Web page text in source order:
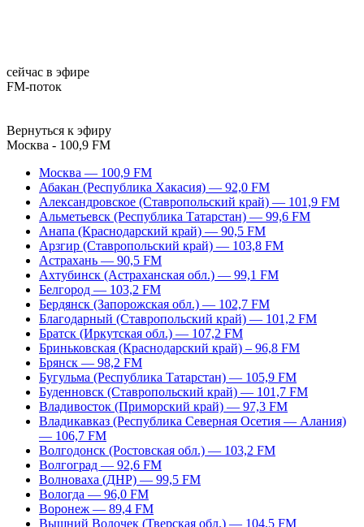
сейчас в эфире
FM-поток
Вернуться к эфиру
Москва - 100,9 FM
Москва — 100,9 FM
Абакан (Республика Хакасия) — 92,0 FM
Александровское (Ставропольский край) — 101,9 FM
Альметьевск (Республика Татарстан) — 99,6 FM
Анапа (Краснодарский край) — 90,5 FM
Арзгир (Ставропольский край) — 103,8 FM
Астрахань — 90,5 FM
Ахтубинск (Астраханская обл.) — 99,1 FM
Белгород — 103,2 FM
Бердянск (Запорожская обл.) — 102,7 FM
Благодарный (Ставропольский край) — 101,2 FM
Братск (Иркутская обл.) — 107,2 FM
Бриньковская (Краснодарский край) – 96,8 FM
Брянск — 98,2 FM
Бугульма (Республика Татарстан) — 105,9 FM
Буденновск (Ставропольский край) — 101,7 FM
Владивосток (Приморский край) — 97,3 FM
Владикавказ (Республика Северная Осетия — Алания)
— 106,7 FM
Волгодонск (Ростовская обл.) — 103,2 FM
Волгоград — 92,6 FM
Волноваха (ДНР) — 99,5 FM
Вологда — 96,0 FM
Воронеж — 89,4 FM
Вышний Волочек (Тверская обл.) — 104,5 FM